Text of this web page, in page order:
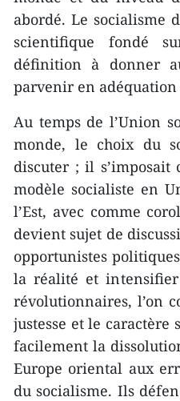
abordé. Le socialisme
scientifique fondé
définition à donner
parvenir en
Au temps de l’Union
monde, le choix du
discuter ; il s’imposait
modèle socialiste en
l’Est, avec comme
devient sujet de
opportunistes
la réalité et intensifier
révolutionnaires, l’on
justesse et le
facilement la
Europe oriental aux
du socialisme. Ils